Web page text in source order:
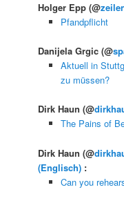
Holger Epp(@
Pfandpflicht
Danijela Grgic(@
Aktuell in
zu müssen?
Dirk Haun(@
The Pains of
Dirk Haun(@
(Englisch) :
Can you